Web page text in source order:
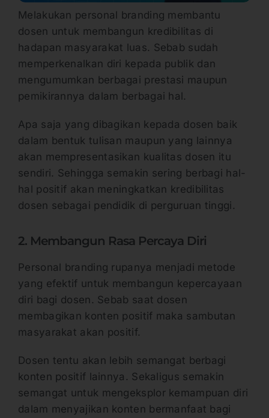
Melakukan personal branding membantu
dosen untuk membangun kredibilitas di
hadapan masyarakat luas. Sebab sudah
memperkenalkan diri kepada publik dan
mengumumkan berbagai prestasi maupun
pemikirannya dalam berbagai hal.
Apa saja yang dibagikan kepada dosen baik
dalam bentuk tulisan maupun yang lainnya
akan mempresentasikan kualitas dosen itu
sendiri. Sehingga semakin sering berbagi hal-
hal positif akan meningkatkan kredibilitas
dosen sebagai pendidik di perguruan tinggi.
2. Membangun Rasa Percaya Diri
Personal branding rupanya menjadi metode
yang efektif untuk membangun kepercayaan
diri bagi dosen. Sebab saat dosen
membagikan konten positif maka sambutan
masyarakat akan positif.
Dosen tentu akan lebih semangat berbagi
konten positif lainnya. Sekaligus semakin
semangat untuk mengeksplor kemampuan diri
dalam menyajikan konten bermanfaat bagi